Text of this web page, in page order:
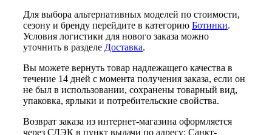
Для выбора альтернативных моделей по стоимости,
сезону и бренду перейдите в категорию Ботинки.
Условия логистики для нового заказа можно
уточнить в разделе Доставка.
Вы можете вернуть товар надлежащего качества в
течение 14 дней с момента получения заказа, если он
не был в использовании, сохранены товарный вид,
упаковка, ярлыки и потребительские свойства.
Возврат заказа из интернет-магазина оформляется
через СДЭК в пункт выдачи по адресу: Санкт-